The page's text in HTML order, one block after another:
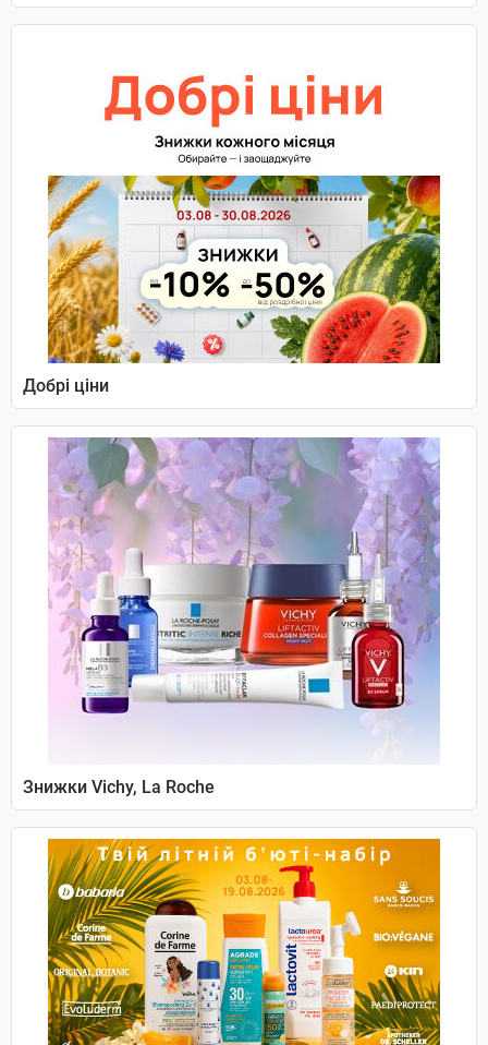
Добрі ціни
Знижки Vichy, La Roche